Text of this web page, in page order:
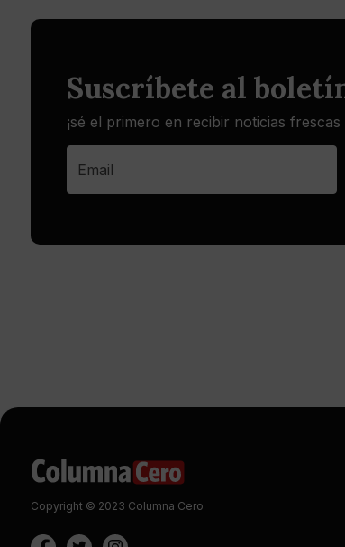
Suscríbete al
¡sé el primero en recibir noticias
Copyright © 2023 Columna Cero